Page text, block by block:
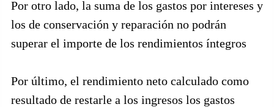
Por otro lado, la suma de los gastos por intereses y
los de conservación y reparación no podrán
superar el importe de los rendimientos íntegros
Por último, el rendimiento neto calculado como
resultado de restarle a los ingresos los gastos